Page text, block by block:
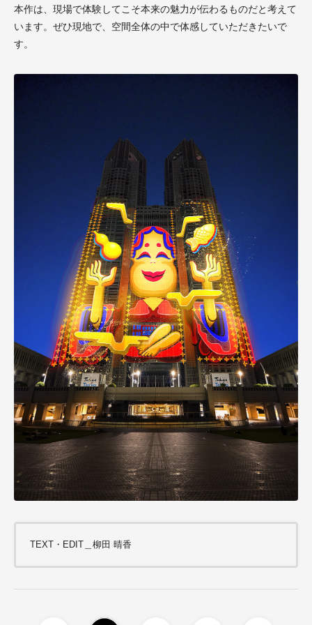
本作は、現場で体験してこそ本来の魅力が伝わるものだと考えて
います。ぜひ現地で、空間全体の中で体感していただきたいで
す。
TEXT・EDIT＿柳田 晴香